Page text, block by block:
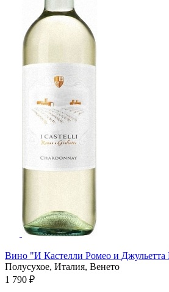
Вино "И Кастелли Ромео и Джульетта
Полусухое, Италия, Венето
1 790 ₽